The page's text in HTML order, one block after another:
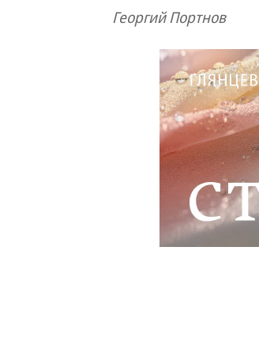
Георгий Портнов